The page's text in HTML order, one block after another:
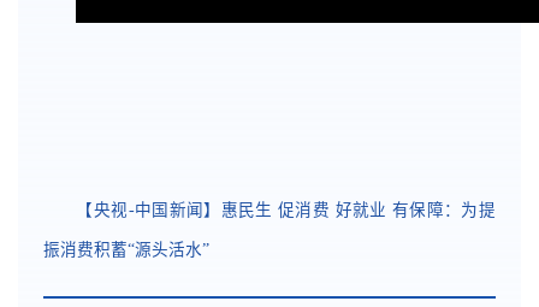
【央视-中国新闻】惠民生 促消费 好就业 有保障：为提
振消费积蓄“源头活水”